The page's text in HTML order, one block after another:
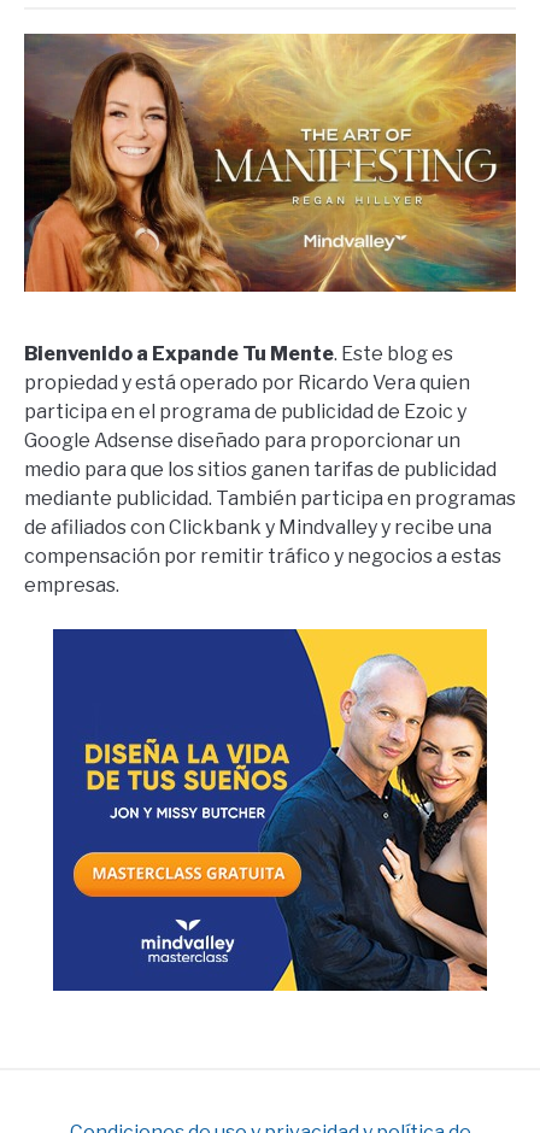
Bienvenido a Expande Tu Mente. Este blog es
propiedad y está operado por Ricardo Vera quien
participa en el programa de publicidad de Ezoic y
Google Adsense diseñado para proporcionar un
medio para que los sitios ganen tarifas de publicidad
mediante publicidad. También participa en programas
de afiliados con Clickbank y Mindvalley y recibe una
compensación por remitir tráfico y negocios a estas
empresas.